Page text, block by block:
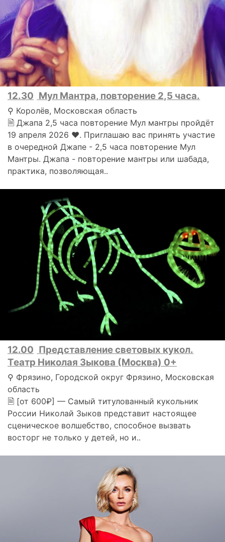
12.30 Мул Мантра, повторение 2,5 часа.
⚲ Королёв, Московская область
🗎 Джапа 2,5 часа повторение Мул мантры пройдёт
19 апреля 2026 ❤. Приглашаю вас принять участие
в очередной Джапе - 2,5 часа повторение Мул
Мантры. Джапа - повторение мантры или шабада,
практика, позволяющая..
12.00 Представление световых кукол.
Театр Николая Зыкова (Москва) 0+
⚲ Фрязино, Городской округ Фрязино, Московская
область
🗎 [от 600₽] — Самый титулованный кукольник
России Николай Зыков представит настоящее
сценическое волшебство, способное вызвать
восторг не только у детей, но и..